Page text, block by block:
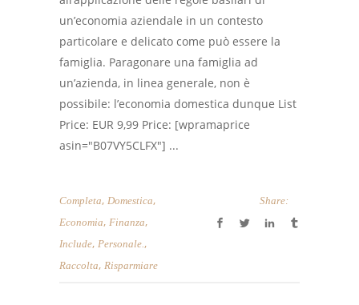
un’economia aziendale in un contesto
particolare e delicato come può essere la
famiglia. Paragonare una famiglia ad
un’azienda, in linea generale, non è
possibile: l’economia domestica dunque List
Price: EUR 9,99 Price: [wpramaprice
asin="B07VY5CLFX"] ...
Completa, Domestica,
Economia, Finanza,
Include, Personale. ,
Raccolta, Risparmiare
Share: